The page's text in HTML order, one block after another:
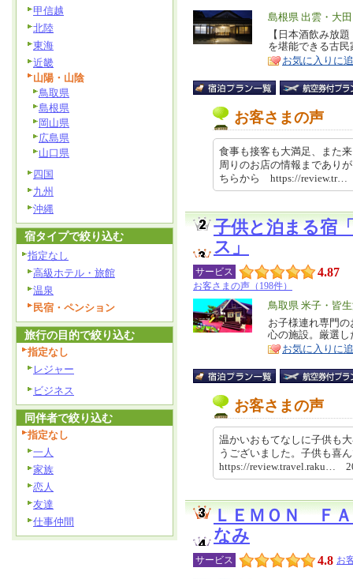
エ
リ
ア
島根県 出雲・大
特
徴
【日本酒飲み放
を堪能できる古民
お気に入りに
お客さまの声
食事も接客も大満足、また
周りのお店の情報まであり
ちらから https://review.tr…
子供と泊まる宿
ス」
サービス 4.87
お客さまの声（198件）
エ
リ
ア
鳥取県 米子・皆
特
徴
お子様連れ専門
心の施設。厳選
お気に入りに
お客さまの声
温かいおもてなしに子供も
うございました。子供も喜
https://review.travel.raku…
ＬＥＭＯＮ Ｆ
なみ
サービス 4.8 お
甲信越
北陸
東海
近畿
山陽・山陰
鳥取県
島根県
岡山県
広島県
山口県
四国
九州
沖縄
宿タイプで絞り込む
指定なし
高級ホテル・旅館
温泉
民宿・ペンション
旅行の目的で絞り込む
指定なし
レジャー
ビジネス
同伴者で絞り込む
指定なし
一人
家族
恋人
友達
仕事仲間